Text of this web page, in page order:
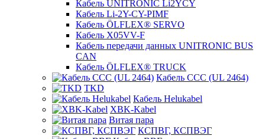
Кабель UNITRONIC Li2YCY
Кабель Li-2Y-CY-PIMF
Кабель ÖLFLEX® SERVO
Кабель X05VV-F
Кабель передачи данных UNITRONIC BUS
CAN
Кабель ÖLFLEX® TRUCK
Кабель CCC (UL 2464)
TKD
Кабель Helukabel
XBK-Kabel
Витая пара
КСПВГ, КСПВЭГ